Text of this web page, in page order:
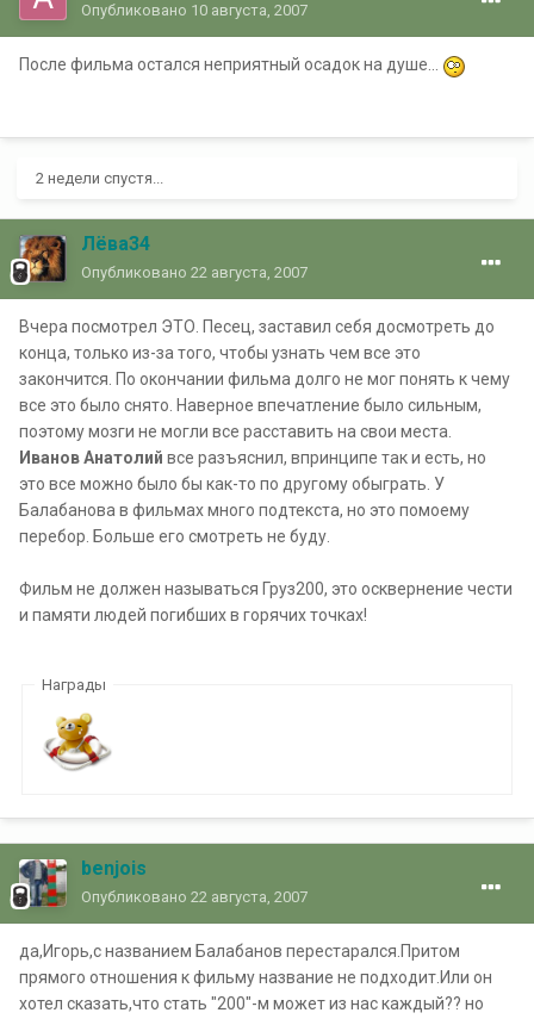
Опубликовано 10 августа, 2007
После фильма остался неприятный осадок на душе...
2 недели спустя...
Лёва34
Опубликовано 22 августа, 2007
Вчера посмотрел ЭТО. Песец, заставил себя досмотреть до
конца, только из-за того, чтобы узнать чем все это
закончится. По окончании фильма долго не мог понять к чему
все это было снято. Наверное впечатление было сильным,
поэтому мозги не могли все расставить на свои места.
Иванов Анатолий все разъяснил, впринципе так и есть, но
это все можно было бы как-то по другому обыграть. У
Балабанова в фильмах много подтекста, но это помоему
перебор. Больше его смотреть не буду.
Фильм не должен называться Груз200, это осквернение чести
и памяти людей погибших в горячих точках!
Награды
benjois
Опубликовано 22 августа, 2007
да,Игорь,с названием Балабанов перестарался.Притом
прямого отношения к фильму название не подходит.Или он
хотел сказать,что стать "200"-м может из нас каждый?? но